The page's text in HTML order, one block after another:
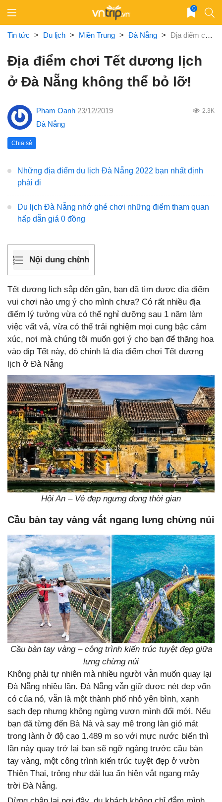
content
0
Tin tức > Du lịch > Miền Trung > Đà Nẵng > Địa điểm chơi Tết dương lịch ở Đà Nẵng không thể bỏ lỡ!
Địa điểm chơi Tết dương lịch
ở Đà Nẵng không thể bỏ lỡ!
Phạm Oanh 23/12/2019 2.3K
Đà Nẵng
Chia sẻ
Những địa điểm du lịch Đà Nẵng 2022 bạn nhất định
phải đi
Du lịch Đà Nẵng nhớ ghé chơi những điểm tham quan
hấp dẫn giá 0 đồng
Nội dung chính
Tết dương lịch sắp đến gần, bạn đã tìm được địa điểm
vui chơi nào ưng ý cho mình chưa? Có rất nhiều địa
điểm lý tưởng vừa có thể nghỉ dưỡng sau 1 năm làm
việc vất vả, vừa có thể trải nghiệm mọi cung bậc cảm
xúc, nơi mà chúng tôi muốn gợi ý cho bạn để thăng hoa
vào dịp Tết này, đó chính là địa điểm chơi Tết dương
lịch ở Đà Nẵng
Hội An – Vẻ đẹp ngưng đọng thời gian
Cầu bàn tay vàng vắt ngang lưng chừng núi
Cầu bàn tay vàng – công trình kiến trúc tuyệt đẹp giữa
lưng chừng núi
Không phải tự nhiên mà nhiều người vẫn muốn quay lại
Đà Nẵng nhiều lần. Đà Nẵng vẫn giữ được nét đẹp vốn
có của nó, vẫn là một thành phố nhỏ yên bình, xanh
sạch đẹp nhưng không ngừng vươn mình đổi mới. Nếu
bạn đã từng đến Bà Nà và say mê trong làn gió mát
trong lành ở độ cao 1.489 m so với mực nước biển thì
lần này quay trở lại bạn sẽ ngỡ ngàng trước cầu bàn
tay vàng, một công trình kiến trúc tuyệt đẹp ở vườn
Thiên Thai, trông như dải lụa ẩn hiện vắt ngang mây
trời Đà Nẵng.